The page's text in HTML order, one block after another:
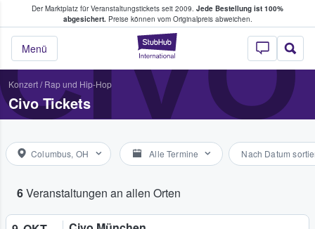
Der Marktplatz für Veranstaltungstickets seit 2009. Jede Bestellung ist 100%
abgesichert.Preise können vom Originalpreis abweichen.
StubHub - Wo
Menü
Tickets kaufen & verkaufen
Konzert/ Rap und Hip-Hop
Civo Tickets
Columbus, OH Alle Termine Nach Datum
6Veranstaltungen an allen Orten